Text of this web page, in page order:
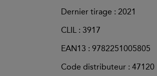
Dernier tirage : 2021
CLIL : 3917
EAN13 : 9782251005805
Code distributeur : 47120